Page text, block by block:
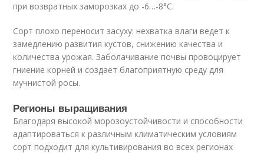
при возвратных заморозках до -6…-8°C.
Сорт плохо переносит засуху: нехватка влаги ведет к
замедлению развития кустов, снижению качества и
количества урожая. Заболачивание почвы провоцирует
гниение корней и создает благоприятную среду для
мучнистой росы.
Регионы выращивания
Благодаря высокой морозоустойчивости и способности
адаптироваться к различным климатическим условиям
сорт подходит для культивирования во всех регионах